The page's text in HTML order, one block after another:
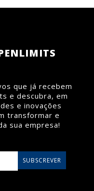
que já recebem
e descubra, em
e inovações
transformar e
sua empresa!
SUBSCREVER